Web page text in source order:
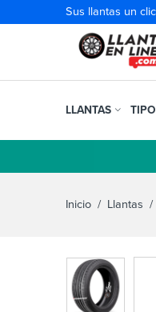
Sus llantas un
LLANTAS
Inicio / Llantas /